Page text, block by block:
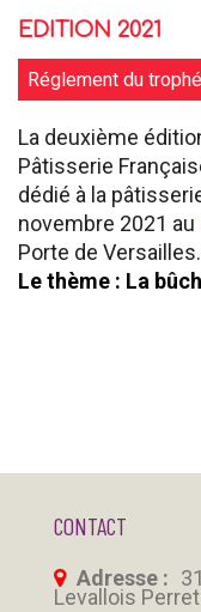
EDITION 2021
Réglement du
La deuxième
Pâtisserie
dédié à la
novembre 2021 au
Porte de Versailles.
Le thème : La
CONTACT
Adresse :
Levallois Perret